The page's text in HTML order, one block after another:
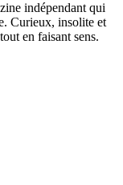
indépendant qui
Curieux, insolite et
en faisant sens.